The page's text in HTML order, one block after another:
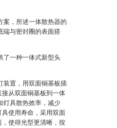
案，所述一体散热器的
端与密封圈的表面搭
了一种一体式新型头
装置，用双面铜基板插
接从双面铜基板到一体
灯具散热效率，减少
使用寿命，采用双面
使得光型更清晰，按